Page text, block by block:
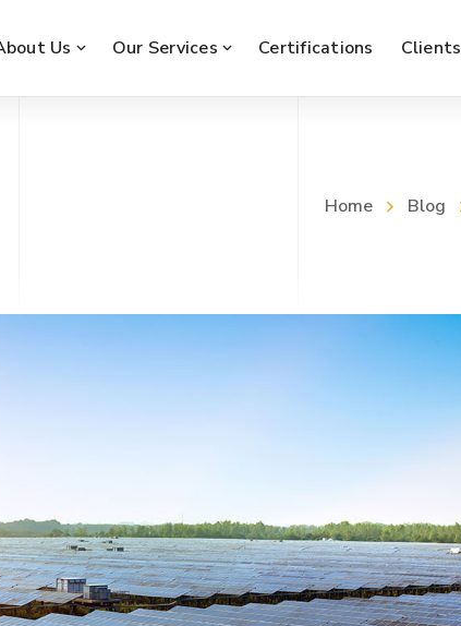
Us Our Services Certifications Clients
Home Blog